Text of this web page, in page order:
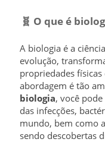
🧬 O que é
A biologia é a
evolução,
propriedades físicas
abordagem é tão
biologia, você
das infecções,
mundo, bem como
sendo descobertas